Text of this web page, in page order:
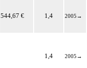
544,67 € 1,4 2005 →
1,4 2005 →